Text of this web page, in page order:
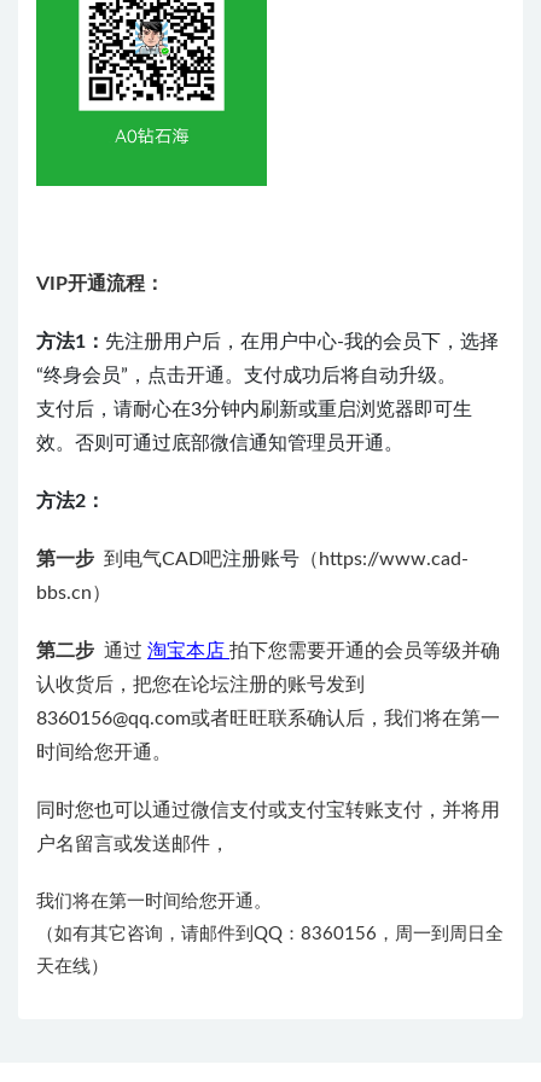
VIP开通流程：
方法1： 先注册用户后，在用户中心-我的会员下，选择
“终身会员”，点击开通。支付成功后将自动升级。
支付后，请耐心在3分钟内刷新或重启浏览器即可生
效。否则可通过底部微信通知管理员开通。
方法2：
第一步 到电气CAD吧注册账号 （https://www.cad-
bbs.cn）
第二步 通过 淘宝本店 拍下您需要开通的会员等级并确
认收货后，把您在论坛注册的账号发到
8360156@qq.com或者旺旺联系确认后，我们将在第一
时间给您开通。
同时您也可以通过微信支付或支付宝转账支付，并将用
户名留言或发送邮件，
我们将在第一时间给您开通。
（如有其它咨询，请邮件到QQ：8360156，周一到周日全
天在线）